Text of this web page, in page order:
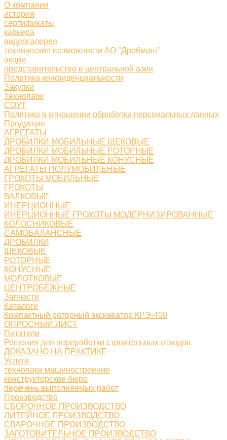
О компании
история
сертификаты
карьера
видеогалерея
технические возможности АО "Дробмаш"
акции
представительство в центральной азии
Политика конфиденциальности
Закупки
Технопарк
СОУТ
Политика в отношении обработки персональных данных
Продукция
АГРЕГАТЫ
ДРОБИЛКИ МОБИЛЬНЫЕ ЩЕКОВЫЕ
ДРОБИЛКИ МОБИЛЬНЫЕ РОТОРНЫЕ
ДРОБИЛКИ МОБИЛЬНЫЕ КОНУСНЫЕ
АГРЕГАТЫ ПОЛУМОБИЛЬНЫЕ
ГРОХОТЫ МОБИЛЬНЫЕ
ГРОХОТЫ
ВАЛКОВЫЕ
ИНЕРЦИОННЫЕ
ИНЕРЦИОННЫЕ ГРОХОТЫ МОДЕРНИЗИРОВАННЫЕ
КОЛОСНИКОВЫЕ
САМОБАЛАНСНЫЕ
ДРОБИЛКИ
ЩЕКОВЫЕ
РОТОРНЫЕ
КОНУСНЫЕ
МОЛОТКОВЫЕ
ЦЕНТРОБЕЖНЫЕ
Запчасти
Каталоги
Компактный роторный экскаватор КРЭ-400
ОПРОСНЫЙ ЛИСТ
Питатели
Решения для переработки строительных отходов
ДОКАЗАНО НА ПРАКТИКЕ
Услуги
технопарк машиностроение
конструкторское бюро
перечень выполняемых работ
Производство
СБОРОЧНОЕ ПРОИЗВОДСТВО
ЛИТЕЙНОЕ ПРОИЗВОДСТВО
СВАРОЧНОЕ ПРОИЗВОДСТВО
ЗАГОТОВИТЕЛЬНОЕ ПРОИЗВОДСТВО